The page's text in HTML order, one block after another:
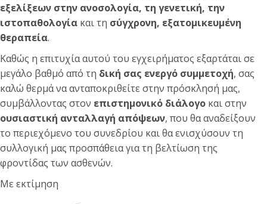
εξελίξεων στην ανοσολογία, τη γενετική, την
ιστοπαθολογία και τη σύγχρονη, εξατομικευμένη
θεραπεία.
Καθώς η επιτυχία αυτού του εγχειρήματος εξαρτάται σε
μεγάλο βαθμό από τη δική σας ενεργό συμμετοχή, σας
καλώ θερμά να ανταποκριθείτε στην πρόσκλησή μας,
συμβάλλοντας στον επιστημονικό διάλογο και στην
ουσιαστική ανταλλαγή απόψεων, που θα αναδείξουν
το περιεχόμενο του συνεδρίου και θα ενισχύσουν τη
συλλογική μας προσπάθεια για τη βελτίωση της
φροντίδας των ασθενών.
Με εκτίμηση